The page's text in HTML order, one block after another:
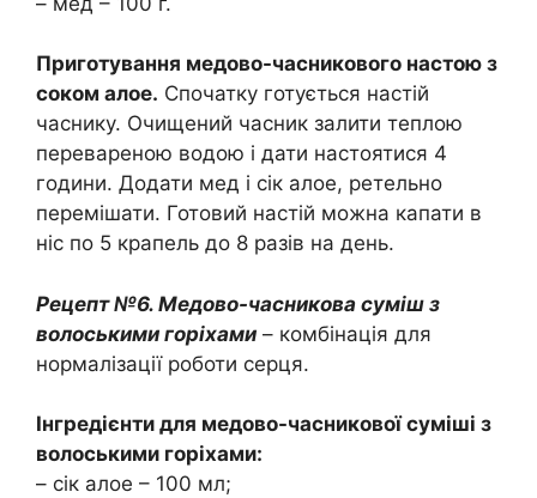
Приготування медово-часникового настою з
соком алое. Спочатку готується настій
часнику. Очищений часник залити теплою
перевареною водою і дати настоятися 4
години. Додати мед і сік алое, ретельно
перемішати. Готовий настій можна капати в
ніс по 5 крапель до 8 разів на день.
Рецепт №6. Медово-часникова суміш з
волоськими горіхами – комбінація для
нормалізації роботи серця.
Інгредієнти для медово-часникової суміші з
волоськими горіхами:
– сік алое – 100 мл;